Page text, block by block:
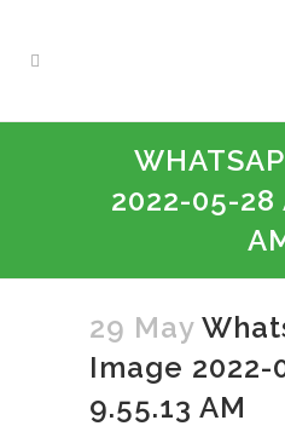
2022-05-28
29 May
Image 2022-
9.55.13 AM